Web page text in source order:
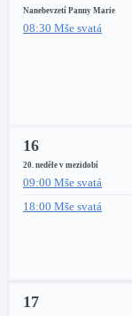
Nanebevzetí Panny Marie
08:30 Mše svatá
16
20. neděle v mezidobí
09:00 Mše svatá
18:00 Mše svatá
17